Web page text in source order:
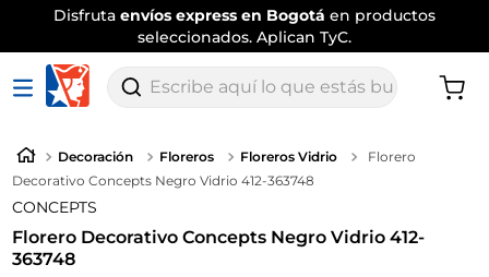
Disfruta envíos express en Bogotá en productos
seleccionados. Aplican TyC.
Escribe aquí lo que estás buscando
Decoración Floreros Floreros Vidrio
Florero
Decorativo Concepts Negro Vidrio 412-363748
CONCEPTS
Florero Decorativo Concepts Negro Vidrio 412-
363748